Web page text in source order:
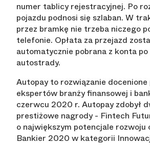
numer tablicy rejestracyjnej. Po
pojazdu podnosi się szlaban. W
przez bramkę nie trzeba niczego
telefonie. Opłata za przejazd
automatycznie pobrana z konta
autostrady.
Autopay to rozwiązanie docenione
ekspertów branży finansowej i
czerwcu 2020 r. Autopay zdobył
prestiżowe nagrody - Fintech
o największym potencjale rozwoju
Bankier 2020 w kategorii